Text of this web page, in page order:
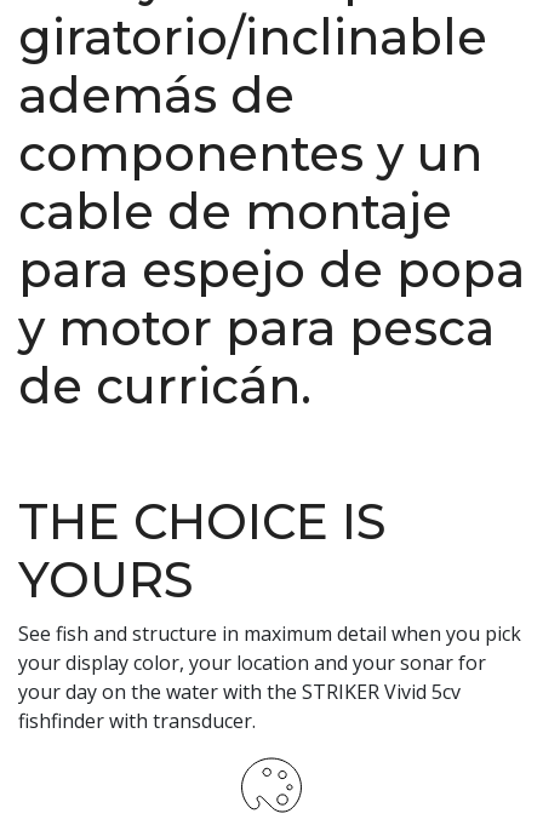
giratorio/inclinable
además de
componentes y un
cable de montaje
para espejo de popa
y motor para pesca
de curricán.
THE CHOICE IS
YOURS
See fish and structure in maximum detail when you pick
your display color, your location and your sonar for
your day on the water with the STRIKER Vivid 5cv
fishfinder with transducer.